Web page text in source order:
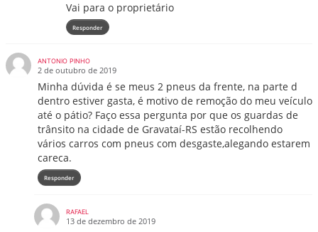
Vai para o proprietário
Responder
ANTONIO PINHO
2 de outubro de 2019
Minha dúvida é se meus 2 pneus da frente, na parte d
dentro estiver gasta, é motivo de remoção do meu veículo
até o pátio? Faço essa pergunta por que os guardas de
trânsito na cidade de Gravataí-RS estão recolhendo
vários carros com pneus com desgaste,alegando estarem
careca.
Responder
RAFAEL
13 de dezembro de 2019